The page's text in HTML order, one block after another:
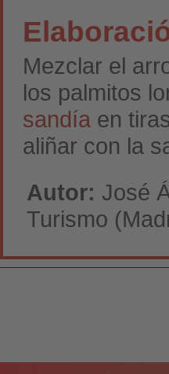
Mezclar el
los palmitos
sandía en
aliñar con la
Autor: José
Turismo